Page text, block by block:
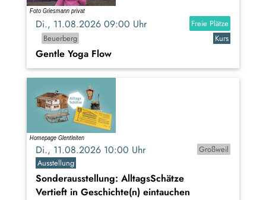
Di., 11.08.2026 09:00 Uhr
Freie Plätze
Beuerberg
Kurs
Gentle Yoga Flow
Di., 11.08.2026 10:00 Uhr
Großweil
Ausstellung
Sonderausstellung: AlltagsSchätze
Vertieft in Geschichte(n) eintauchen